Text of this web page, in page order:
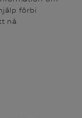
förbi
nå